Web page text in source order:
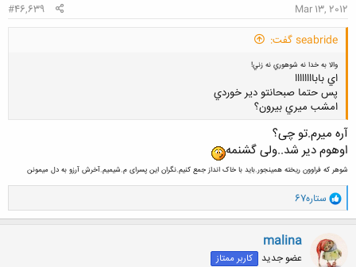
Mar 13, 2012
#46,639
seabride گفت:
والا به خدا نه شوهوري نه زني!
اي باباااااااا
پس حتما صبحانتو دير خوردي
امشب ميري بيرون؟
کلیک کنید تا باز شود...
آره میرم.تو چی؟
اوهوم دیر شد..ولی گشنمه
شوهر که فراوون ریخته همینجور.باید با خاک انداز جمع کنیم.نگران این پسرای م.شیمیم.آخرش آرزو به دل میمونن
و
ا
ک
ن
ش
ه
ستاره67
malina
عضو جدید کاربر ممتاز